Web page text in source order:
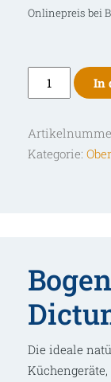
Onlinepreis bei
Dictum
Holz-
Menge
In
Kategorie:
Die ideale